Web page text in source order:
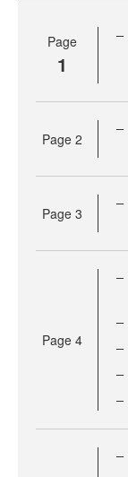
Page
1
Page 2
Page 3
Page 4